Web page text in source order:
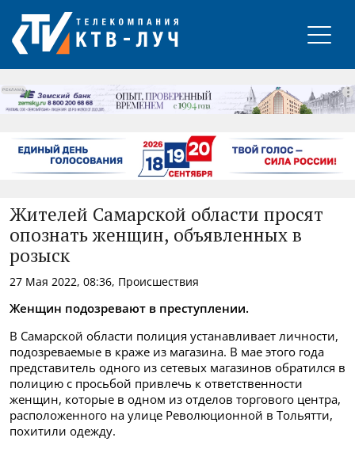
РЕКЛАМА
Жителей Самарской области просят
опознать женщин, объявленных в
розыск
27 Мая 2022, 08:36, Происшествия
Женщин подозревают в преступлении.
В Самарской области полиция устанавливает личности,
подозреваемые в краже из магазина. В мае этого года
представитель одного из сетевых магазинов обратился в
полицию с просьбой привлечь к ответственности
женщин, которые в одном из отделов торгового центра,
расположенного на улице Революционной в Тольятти,
похитили одежду.